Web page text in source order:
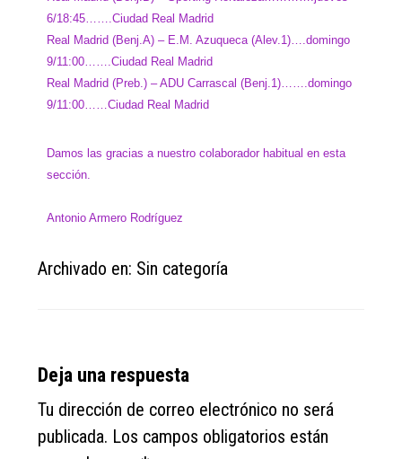
6/18:45…….Ciudad Real Madrid
Real Madrid (Benj.A) – E.M. Azuqueca (Alev.1)….domingo
9/11:00…….Ciudad Real Madrid
Real Madrid (Preb.) – ADU Carrascal (Benj.1)…….domingo
9/11:00……Ciudad Real Madrid
Damos las gracias a nuestro colaborador habitual en esta
sección.
Antonio Armero Rodríguez
Archivado en: Sin categoría
Reader
Interactions
Deja una respuesta
Tu dirección de correo electrónico no será
publicada. Los campos obligatorios están